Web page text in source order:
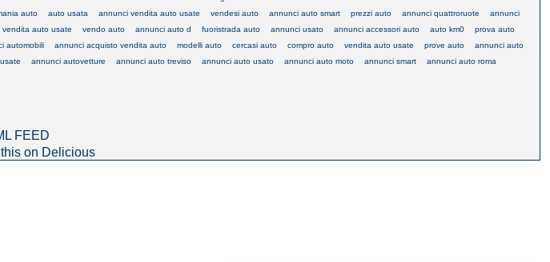
auto auto usata annunci vendita auto usate vendesi auto annunci auto smart prezzi auto annunci quattroruote
annunci
vendita auto usate vendo auto annunci auto d fuoristrada auto annunci usato annunci accessori auto auto km0
prova auto
automobili annunci acquisto vendita auto modelli auto cercasi auto compro auto vendita auto usate prove auto
annunci auto
annunci autovetture annunci auto treviso annunci auto usato annunci auto moto annunci smart
annunci auto roma
FEED
on Delicious